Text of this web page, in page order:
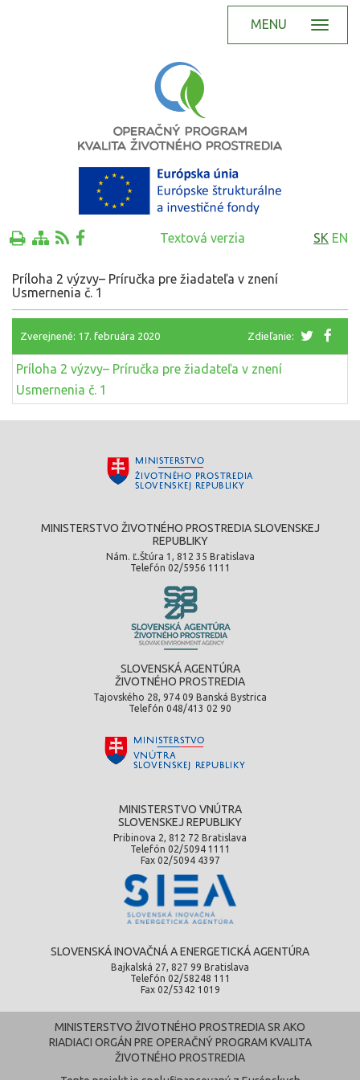
MENU
Textová verzia SK EN
Príloha 2 výzvy– Príručka pre žiadateľa v znení
Usmernenia č. 1
Zverejnené: 17. februára 2020 Zdieľanie:
Príloha 2 výzvy– Príručka pre žiadateľa v znení
Usmernenia č. 1
MINISTERSTVO ŽIVOTNÉHO PROSTREDIA SLOVENSKEJ
REPUBLIKY
Nám. Ľ.Štúra 1, 812 35 Bratislava
Telefón 02/5956 1111
SLOVENSKÁ AGENTÚRA
ŽIVOTNÉHO PROSTREDIA
Tajovského 28, 974 09 Banská Bystrica
Telefón 048/413 02 90
MINISTERSTVO VNÚTRA
SLOVENSKEJ REPUBLIKY
Pribinova 2, 812 72 Bratislava
Telefón 02/5094 1111
Fax 02/5094 4397
SLOVENSKÁ INOVAČNÁ A ENERGETICKÁ AGENTÚRA
Bajkalská 27, 827 99 Bratislava
Telefón 02/58248 111
Fax 02/5342 1019
MINISTERSTVO ŽIVOTNÉHO PROSTREDIA SR AKO
RIADIACI ORGÁN PRE OPERAČNÝ PROGRAM KVALITA
ŽIVOTNÉHO PROSTREDIA